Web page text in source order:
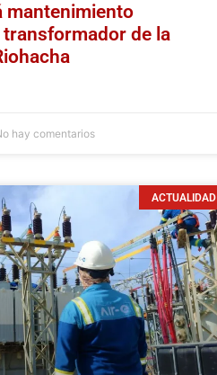
mantenimiento
de la
hay comentarios
ACTUALIDAD